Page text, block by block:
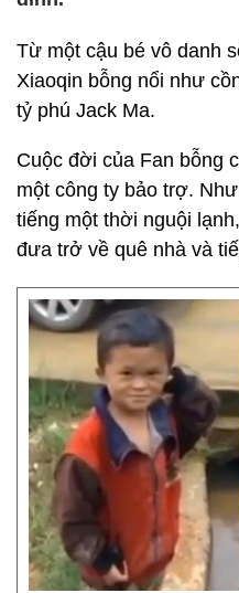
Từ một cậu bé vô danh
Xiaoqin bỗng nổi như
tỷ phú Jack Ma.
Cuộc đời của Fan bỗng
một công ty bảo trợ.
tiếng một thời nguội
đưa trở về quê nhà và